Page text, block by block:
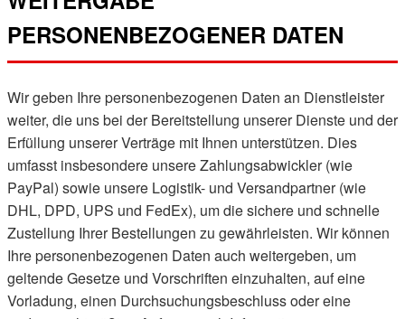
PERSONENBEZOGENER DATEN
Wir geben Ihre personenbezogenen Daten an Dienstleister
weiter, die uns bei der Bereitstellung unserer Dienste und der
Erfüllung unserer Verträge mit Ihnen unterstützen. Dies
umfasst insbesondere unsere Zahlungsabwickler (wie
PayPal) sowie unsere Logistik- und Versandpartner (wie
DHL, DPD, UPS und FedEx), um die sichere und schnelle
Zustellung Ihrer Bestellungen zu gewährleisten. Wir können
Ihre personenbezogenen Daten auch weitergeben, um
geltende Gesetze und Vorschriften einzuhalten, auf eine
Vorladung, einen Durchsuchungsbeschluss oder eine